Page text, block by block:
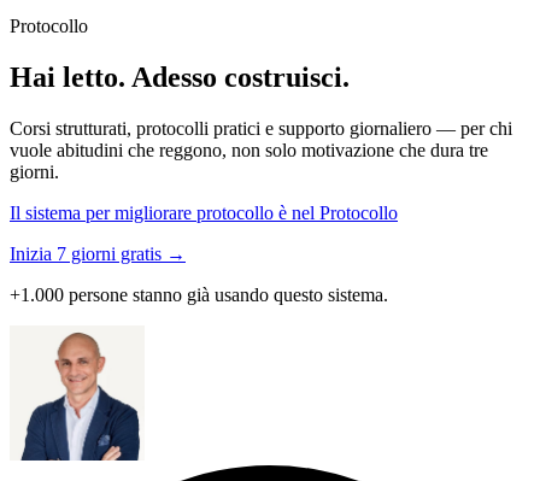
Protocollo
Hai letto. Adesso costruisci.
Corsi strutturati, protocolli pratici e supporto giornaliero — per chi
vuole abitudini che reggono, non solo motivazione che dura tre
giorni.
Il sistema per migliorare protocollo è nel Protocollo
Inizia 7 giorni gratis →
+1.000 persone stanno già usando questo sistema.